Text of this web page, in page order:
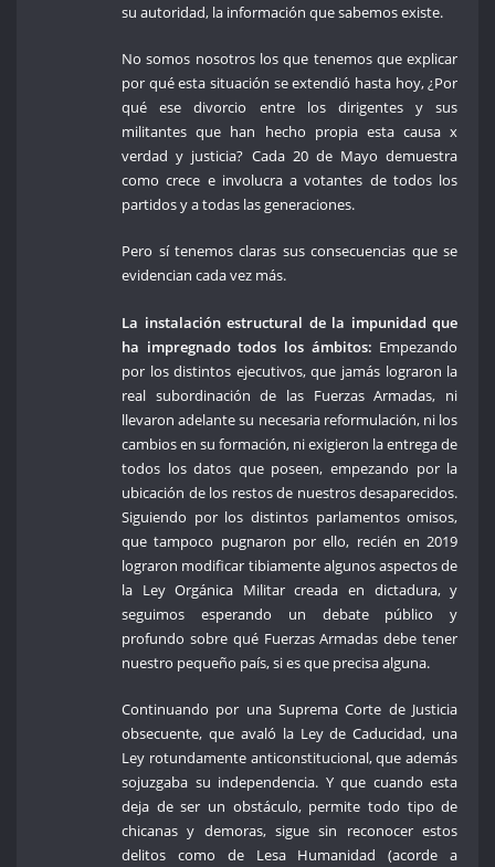
su autoridad, la información que sabemos existe.
No somos nosotros los que tenemos que explicar
por qué esta situación se extendió hasta hoy, ¿Por
qué ese divorcio entre los dirigentes y sus
militantes que han hecho propia esta causa x
verdad y justicia? Cada 20 de Mayo demuestra
como crece e involucra a votantes de todos los
partidos y a todas las generaciones.
Pero sí tenemos claras sus consecuencias que se
evidencian cada vez más.
La instalación estructural de la impunidad que
ha impregnado todos los ámbitos: Empezando
por los distintos ejecutivos, que jamás lograron la
real subordinación de las Fuerzas Armadas, ni
llevaron adelante su necesaria reformulación, ni los
cambios en su formación, ni exigieron la entrega de
todos los datos que poseen, empezando por la
ubicación de los restos de nuestros desaparecidos.
Siguiendo por los distintos parlamentos omisos,
que tampoco pugnaron por ello, recién en 2019
lograron modificar tibiamente algunos aspectos de
la Ley Orgánica Militar creada en dictadura, y
seguimos esperando un debate público y
profundo sobre qué Fuerzas Armadas debe tener
nuestro pequeño país, si es que precisa alguna.
Continuando por una Suprema Corte de Justicia
obsecuente, que avaló la Ley de Caducidad, una
Ley rotundamente anticonstitucional, que además
sojuzgaba su independencia. Y que cuando esta
deja de ser un obstáculo, permite todo tipo de
chicanas y demoras, sigue sin reconocer estos
delitos como de Lesa Humanidad (acorde a